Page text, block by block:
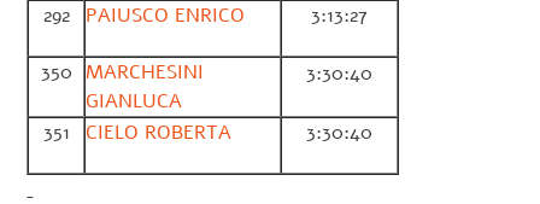
292 PAIUSCO ENRICO 3:13:27
350 MARCHESINI
GIANLUCA
3:30:40
351 CIELO ROBERTA 3:30:40